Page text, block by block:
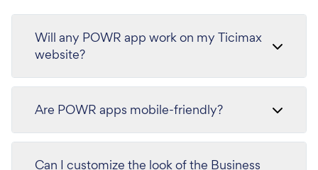
Will any POWR app work on my Ticimax
website?
Are POWR apps mobile-friendly?
Can I customize the look of the Business